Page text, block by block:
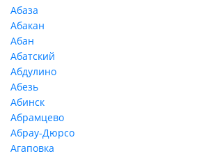
Абаза
Абакан
Абан
Абатский
Абдулино
Абезь
Абинск
Абрамцево
Абрау-Дюрсо
Агаповка